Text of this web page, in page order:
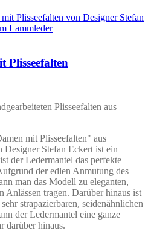
Plisseefalten
Plisseefalten aus
mit Plisseefalten" aus
Stefan Eckert ist ein
der Ledermantel das perfekte
der edlen Anmutung des
man das Modell zu eleganten,
Anlässen tragen. Darüber hinaus ist
strapazierbaren, seidenähnlichen
der Ledermantel eine ganze
darüber hinaus.